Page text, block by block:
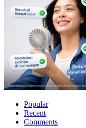
Popular
Recent
Comments